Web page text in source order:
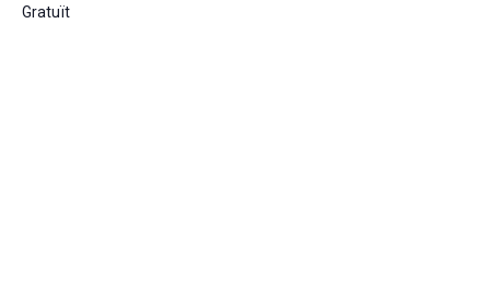
Gratuït